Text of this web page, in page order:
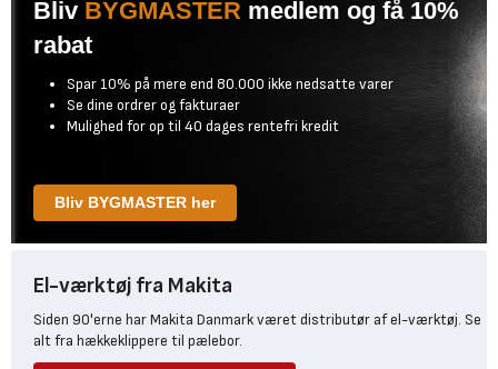
Bliv BYGMASTER medlem og få 10%
rabat
Spar 10% på mere end 80.000 ikke nedsatte varer
Se dine ordrer og fakturaer
Mulighed for op til 40 dages rentefri kredit
Bliv BYGMASTER her
El-værktøj fra Makita
Siden 90'erne har Makita Danmark været distributør af el-værktøj. Se
alt fra hækkeklippere til pælebor.